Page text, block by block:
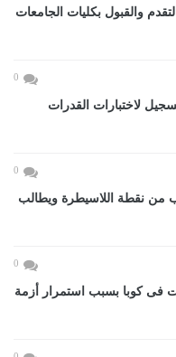
2026.. طريقة التقدم والقبول بكليات الجامعات
0
رابط التسجيل لاختبارات القدرات
0
من نقطة اللاسيطرة ويطالب
0
فى كوبا بسبب استمرار أزمة